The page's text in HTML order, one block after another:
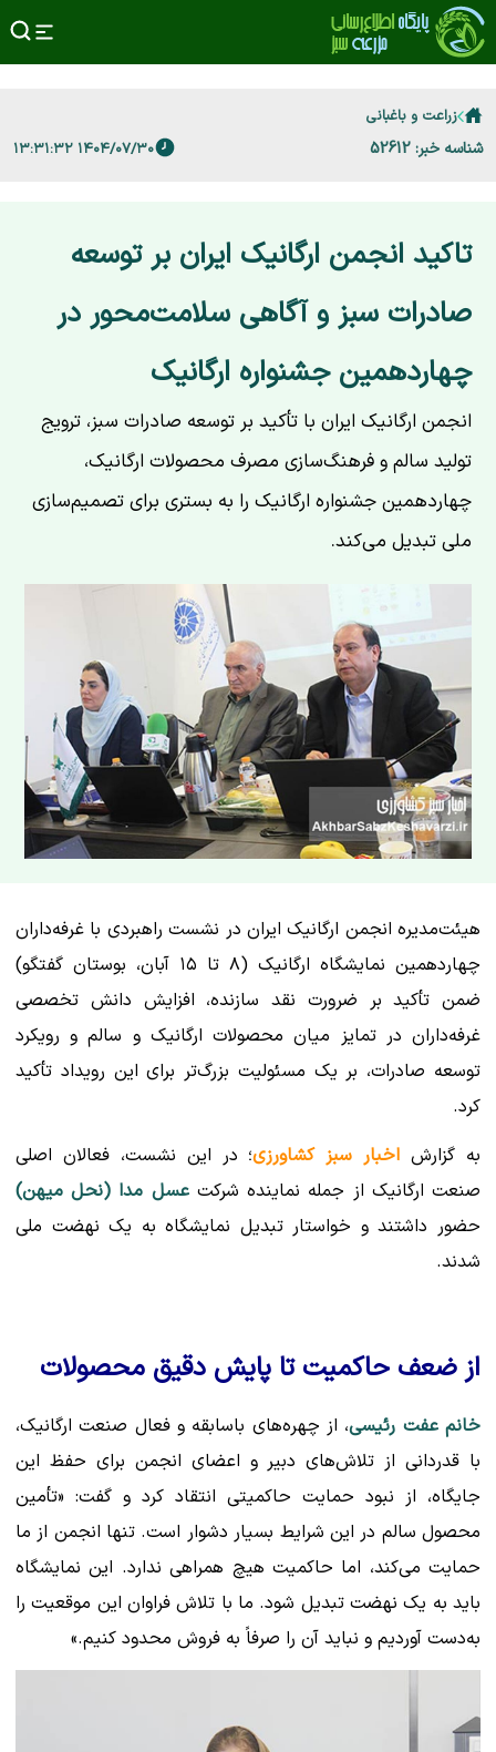
زراعت و باغبانی
شناسه خبر: 52612 ۱۴۰۴/۰۷/۳۰ ۱۳:۳۱:۳۲
تاکید انجمن ارگانیک ایران بر توسعه
صادرات سبز و آگاهی سلامت‌محور در
چهاردهمین جشنواره ارگانیک
انجمن ارگانیک ایران با تأکید بر توسعه صادرات سبز، ترویج
تولید سالم و فرهنگ‌سازی مصرف محصولات ارگانیک،
چهاردهمین جشنواره ارگانیک را به بستری برای تصمیم‌سازی
ملی تبدیل می‌کند.
هیئت‌مدیره انجمن ارگانیک ایران در نشست راهبردی با غرفه‌داران
چهاردهمین نمایشگاه ارگانیک (۸ تا ۱۵ آبان، بوستان گفتگو)
ضمن تأکید بر ضرورت نقد سازنده، افزایش دانش تخصصی
غرفه‌داران در تمایز میان محصولات ارگانیک و سالم و رویکرد
توسعه صادرات، بر یک مسئولیت بزرگ‌تر برای این رویداد تأکید
کرد.
به گزارش اخبار سبز کشاورزی؛ در این نشست، فعالان اصلی
صنعت ارگانیک از جمله نماینده شرکتعسل مدا (نحل میهن)
حضور داشتند و خواستار تبدیل نمایشگاه به یک نهضت ملی
شدند.
از ضعف حاکمیت تا پایش دقیق محصولات
خانم عفت رئیسی، از چهره‌های باسابقه و فعال صنعت ارگانیک،
با قدردانی از تلاش‌های دبیر و اعضای انجمن برای حفظ این
جایگاه، از نبود حمایت حاکمیتی انتقاد کرد و گفت: «تأمین
محصول سالم در این شرایط بسیار دشوار است. تنها انجمن از ما
حمایت می‌کند، اما حاکمیت هیچ همراهی ندارد. این نمایشگاه
باید به یک نهضت تبدیل شود. ما با تلاش فراوان این موقعیت را
به‌دست آوردیم و نباید آن را صرفاً به فروش محدود کنیم.»